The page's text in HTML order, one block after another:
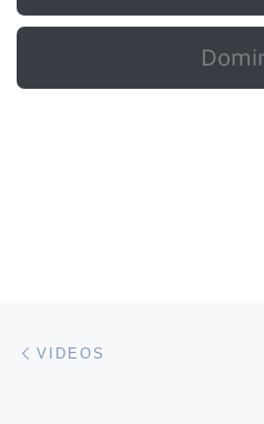
Navegación de
VIDEOS